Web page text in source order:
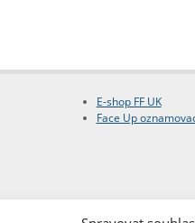
E-shop FF UK
Face Up